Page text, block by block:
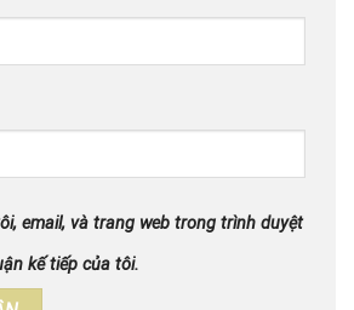
email, và trang web trong trình duyệt
kế tiếp của tôi.